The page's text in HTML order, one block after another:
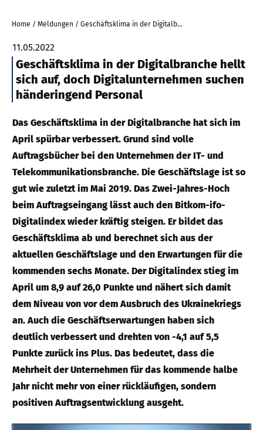
Home / Meldungen / Geschäftsklima in der Digitalbranche hellt sich auf, doch Digitalunternehmen suchen händeringend Personal
11.05.2022
Geschäftsklima in der Digitalbranche hellt
sich auf, doch Digitalunternehmen suchen
händeringend Personal
Das Geschäftsklima in der Digitalbranche hat sich im
April spürbar verbessert. Grund sind volle
Auftragsbücher bei den Unternehmen der IT- und
Telekommunikationsbranche. Die Geschäftslage ist so
gut wie zuletzt im Mai 2019. Das Zwei-Jahres-Hoch
beim Auftragseingang lässt auch den Bitkom-ifo-
Digitalindex wieder kräftig steigen. Er bildet das
Geschäftsklima ab und berechnet sich aus der
aktuellen Geschäftslage und den Erwartungen für die
kommenden sechs Monate. Der Digitalindex stieg im
April um 8,9 auf 26,0 Punkte und nähert sich damit
dem Niveau von vor dem Ausbruch des Ukrainekriegs
an. Auch die Geschäftserwartungen haben sich
deutlich verbessert und drehten von -4,1 auf 5,5
Punkte zurück ins Plus. Das bedeutet, dass die
Mehrheit der Unternehmen für das kommende halbe
Jahr nicht mehr von einer rückläufigen, sondern
positiven Auftragsentwicklung ausgeht.